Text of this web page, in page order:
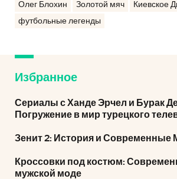
Олег Блохин Золотой мяч Киевское
футбольные легенды
Избранное
Сериалы с Ханде Эрчел и Бурак
Погружение в мир турецкого
Зенит 2: История и Современные
Кроссовки под костюм:
мужской моде